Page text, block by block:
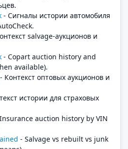
- Сигналы истории автомобиля
salvage-аукционов и
- Copart auction history and
available).
- Контекст оптовых аукционов и
истории для страховых
auction history by VIN
- Salvage vs rebuilt vs junk